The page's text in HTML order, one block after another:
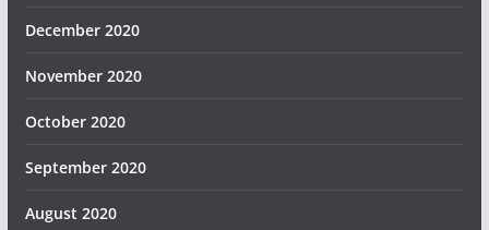
December 2020
November 2020
October 2020
September 2020
August 2020